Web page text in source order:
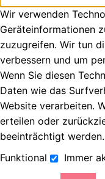
Wir verwenden
Geräteinformationen
zuzugreifen. Wir tun
verbessern und um
Wenn Sie diesen
Daten wie das
Website verarbeiten.
erteilen oder
beeinträchtigt werden.
Funktional
Immer